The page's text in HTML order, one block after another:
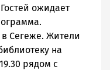
ожидает
Сегеже. Жители
на
рядом с